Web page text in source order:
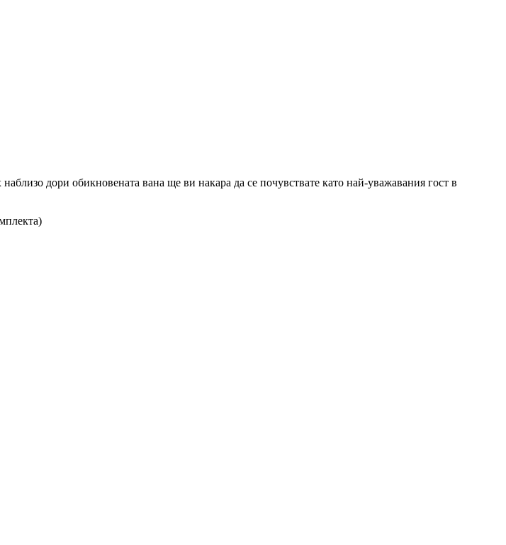
дори обикновената вана ще ви накара да се почувствате като най-уважавания гост в